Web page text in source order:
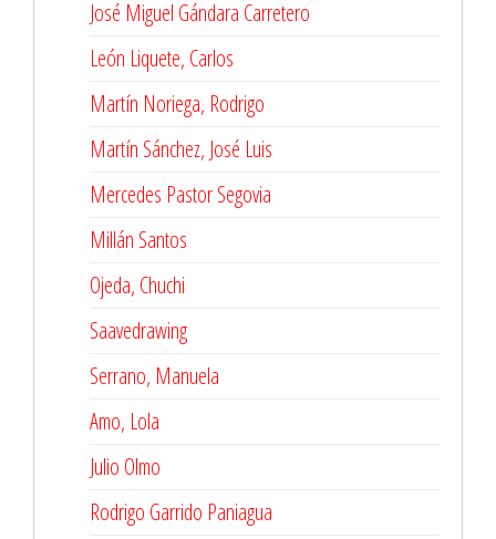
José Miguel Gándara Carretero
León Liquete, Carlos
Martín Noriega, Rodrigo
Martín Sánchez, José Luis
Mercedes Pastor Segovia
Millán Santos
Ojeda, Chuchi
Saavedrawing
Serrano, Manuela
Amo, Lola
Julio Olmo
Rodrigo Garrido Paniagua